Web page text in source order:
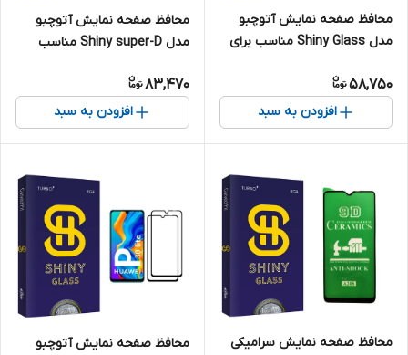
محافظ صفحه نمایش آتوچبو
مدل Shiny Glass مناسب برای
9A
58,750
افزودن به سبد
محافظ صفحه نمایش آتوچبو
مدل Shiny super-D مناسب
pro max
83,470
افزودن به سبد
محافظ صفحه نمایش سرامیکی
محافظ صفحه نمایش آتوچبو